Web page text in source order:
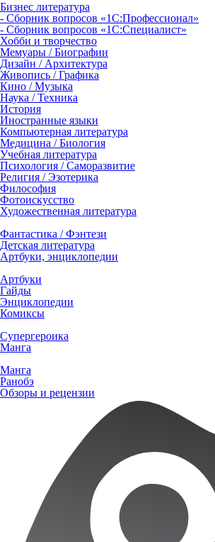
Бизнес литература
- Сборник вопросов «1С:Профессионал»
- Сборник вопросов «1С:Специалист»
Хобби и творчество
Мемуары / Биографии
Дизайн / Архитектура
Живопись / Графика
Кино / Музыка
Наука / Техника
История
Иностранные языки
Компьютерная литература
Медицина / Биология
Учебная литература
Психология / Саморазвитие
Религия / Эзотерика
Философия
Фотоискусство
Художественная литература
Фантастика / Фэнтези
Детская литература
Артбуки, энциклопедии
Артбуки
Гайды
Энциклопедии
Комиксы
Супергероика
Манга
Манга
Ранобэ
Обзоры и рецензии